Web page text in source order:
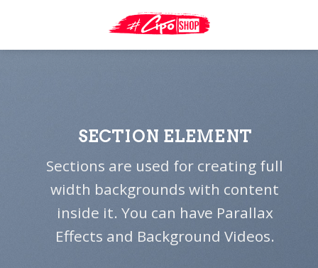
SECTION ELEMENT
Sections are used for creating full
width backgrounds with content
inside it. You can have Parallax
Effects and Background Videos.